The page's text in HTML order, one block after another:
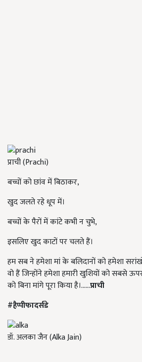
प्राची (Prachi)
बच्चों को छांव में बिठाकर,
खुद जलते रहे धूप में।
बच्चों के पैरों में कांटे कभी न चुभे,
इसलिए खुद काटों पर चलते हैं।
हम सब ने हमेशा मां के बलिदानों को हमेशा
वो हैं जिन्होंने हमेशा हमारी खुशियों को सबसे
को बिना मांगे पूरा किया है।......प्राची
#हैप्पीफादर्सडे
डॉ. अलका जैन (Alka Jain)